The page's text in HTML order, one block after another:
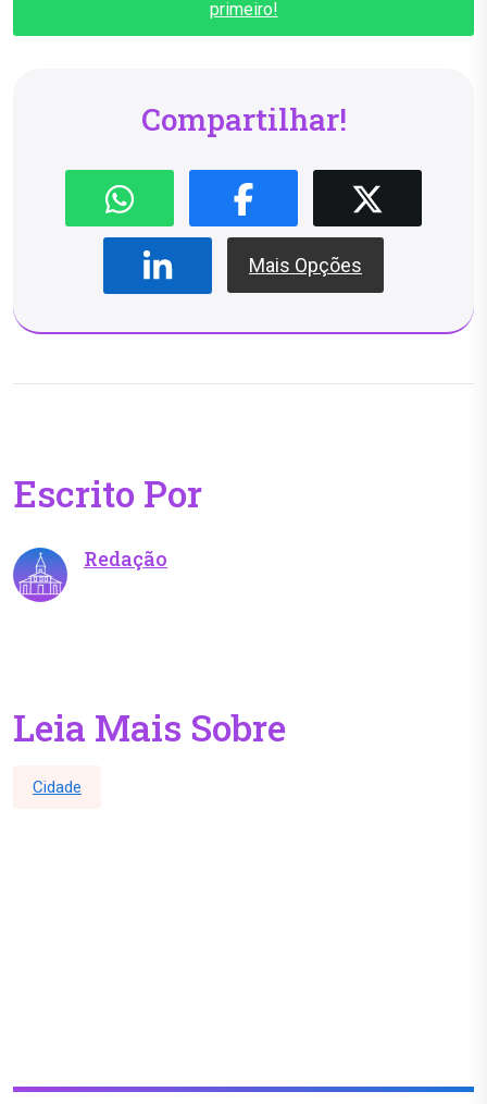
primeiro!
Compartilhar!
Mais Opções
Escrito Por
Redação
Leia Mais Sobre
Cidade